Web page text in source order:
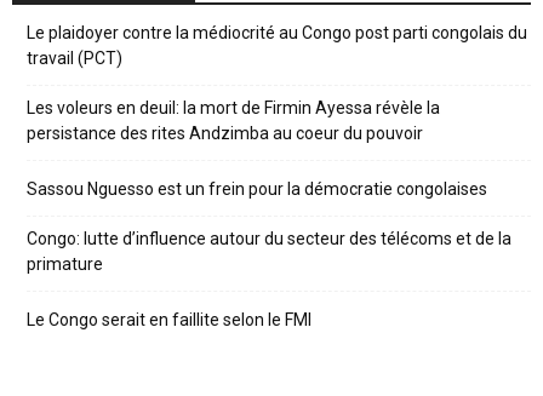
Le plaidoyer contre la médiocrité au Congo post parti congolais du
travail (PCT)
Les voleurs en deuil: la mort de Firmin Ayessa révèle la
persistance des rites Andzimba au coeur du pouvoir
Sassou Nguesso est un frein pour la démocratie congolaises
Congo: lutte d’influence autour du secteur des télécoms et de la
primature
Le Congo serait en faillite selon le FMI